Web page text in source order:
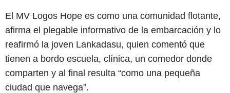
El MV Logos Hope es como una comunidad flotante,
afirma el plegable informativo de la embarcación y lo
reafirmó la joven Lankadasu, quien comentó que
tienen a bordo escuela, clínica, un comedor donde
comparten y al final resulta “como una pequeña
ciudad que navega”.